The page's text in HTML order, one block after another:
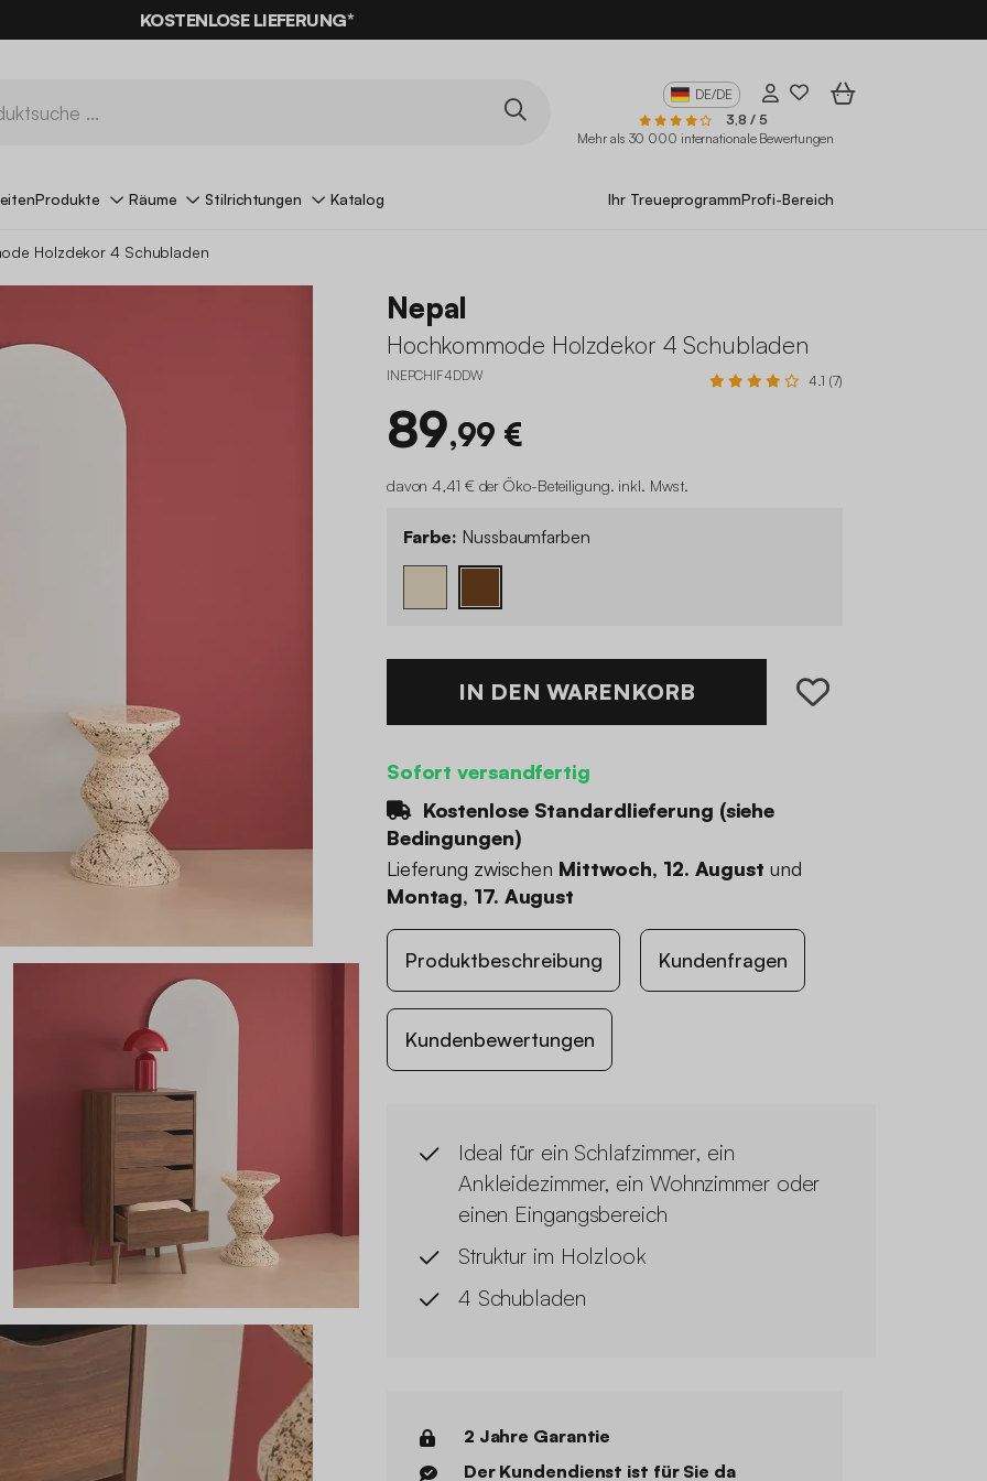
KOSTENLOSE LIEFERUNG*
DE/DE
3,8 / 5
Mehr als 30 000 internationale Bewertungen
Produkte Räume Stilrichtungen Katalog Ihr TreueprogrammProfi-Bereich
Holzdekor 4 Schubladen
Nepal
Hochkommode Holzdekor 4 Schubladen
INEPCHIF4DDW 4.1 (7)
89,99 €
davon 4,41 € der Öko-Beteiligung. inkl. Mwst.
Farbe: Nussbaumfarben
IN DEN WARENKORB
Sofort versandfertig
Kostenlose Standardlieferung (siehe
Bedingungen)
Lieferung zwischen Mittwoch, 12. August und
Montag, 17. August
Produktbeschreibung Kundenfragen
Kundenbewertungen
Ideal für ein Schlafzimmer, ein
Ankleidezimmer, ein Wohnzimmer oder
einen Eingangsbereich
Struktur im Holzlook
4 Schubladen
2 Jahre Garantie
Der Kundendienst ist für Sie da